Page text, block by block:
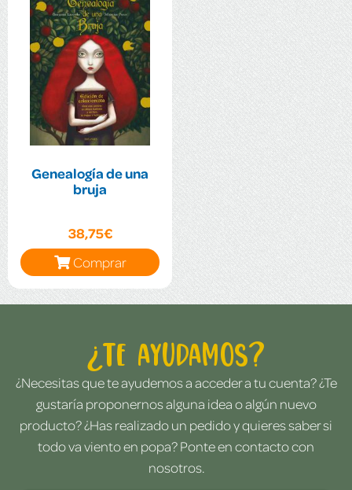
Genealogía de una
bruja
38,75€
Comprar
¿Te ayudamos?
¿Necesitas que te ayudemos a acceder a tu cuenta? ¿Te
gustaría proponernos alguna idea o algún nuevo
producto? ¿Has realizado un pedido y quieres saber si
todo va viento en popa? Ponte en contacto con
nosotros.